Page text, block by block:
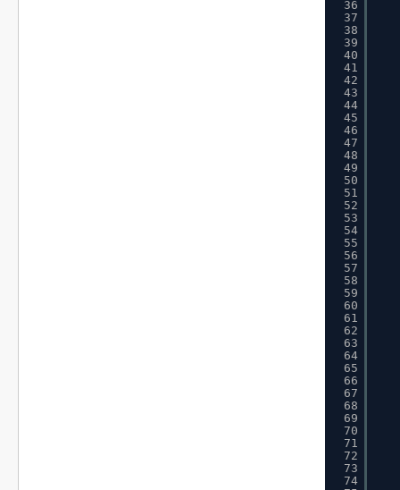
36
37
38
39
40
41
42
43
44
45
46
47
48
49
50
51
52
53
54
55
56
57
58
59
60
61
62
63
64
65
66
67
68
69
70
71
72
73
74